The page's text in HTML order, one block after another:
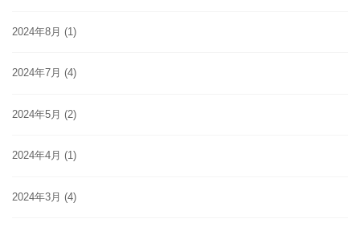
2024年8月 (1)
2024年7月 (4)
2024年5月 (2)
2024年4月 (1)
2024年3月 (4)